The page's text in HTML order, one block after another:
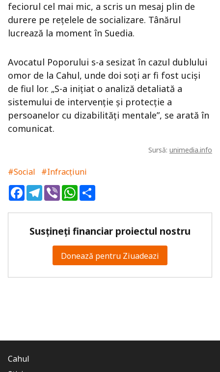
feciorul cel mai mic, a scris un mesaj plin de
durere pe rețelele de socializare. Tânărul
lucrează la moment în Suedia.
Avocatul Poporului s-a sesizat în cazul dublului
omor de la Cahul, unde doi soți ar fi fost uciși
de fiul lor. „S-a inițiat o analiză detaliată a
sistemului de intervenție și protecție a
persoanelor cu dizabilități mentale”, se arată în
comunicat.
Sursă: unimedia.info
#Social
#Infracțiuni
FacebookTelegram
ViberWhatsApp
Susțineți financiar proiectul nostru
Donează pentru Ziuadeazi
Cahul